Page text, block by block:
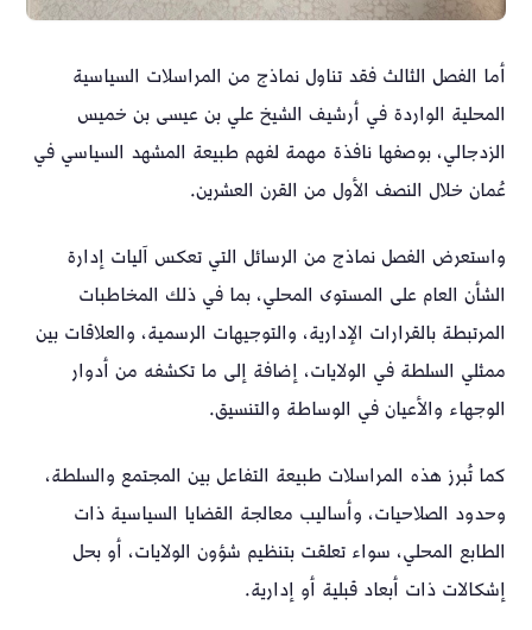
أما الفصل الثالث فقد تناول نماذج من المراسلات السياسية
المحلية الواردة في أرشيف الشيخ علي بن عيسى بن خميس
الزدجالي، بوصفها نافذة مهمة لفهم طبيعة المشهد السياسي في
عُمان خلال النصف الأول من القرن العشرين.
واستعرض الفصل نماذج من الرسائل التي تعكس آليات إدارة
الشأن العام على المستوى المحلي، بما في ذلك المخاطبات
المرتبطة بالقرارات الإدارية، والتوجيهات الرسمية، والعلاقات بين
ممثلي السلطة في الولايات، إضافة إلى ما تكشفه من أدوار
الوجهاء والأعيان في الوساطة والتنسيق.
كما تُبرز هذه المراسلات طبيعة التفاعل بين المجتمع والسلطة،
وحدود الصلاحيات، وأساليب معالجة القضايا السياسية ذات
الطابع المحلي، سواء تعلقت بتنظيم شؤون الولايات، أو بحل
إشكالات ذات أبعاد قبلية أو إدارية.